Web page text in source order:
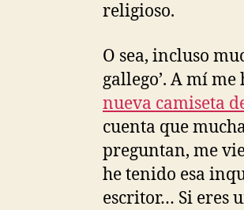
religioso.
O sea, incluso
gallego’. A mí me
nueva camiseta
cuenta que
preguntan, me
he tenido esa
escritor… Si eres